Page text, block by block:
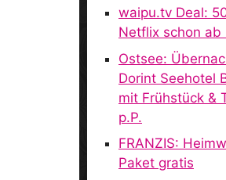
waipu.tv Deal:
Netflix schon ab
Ostsee:
Dorint Seehotel
mit Frühstück &
p.P.
FRANZIS:
Paket gratis